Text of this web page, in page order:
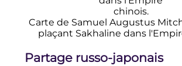
Carte de Samuel Augustus
plaçant Sakhaline dans
Partage russo-japonais